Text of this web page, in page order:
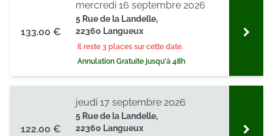
133.00 €
5 Rue de la Landelle,
22360 Langueux
Il reste 3 places sur cette date.
Annulation Gratuite jusqu'à 48h
mercredi 16 septembre 2026
122.00 €
5 Rue de la Landelle,
22360 Langueux
jeudi 17 septembre 2026